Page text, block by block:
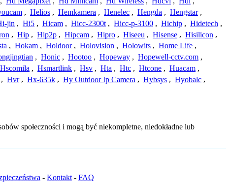
, Helios , Hemkamera , Henelec , Hengda , Hengstar ,
jin , Hi5 , Hicam , Hicc-2300t , Hicc-p-3100 , Hichip , Hidetech ,
, Hip , Hip2p , Hipcam , Hipro , Hiseeu , Hisense , Hisilicon ,
, Hokam , Holdoor , Holovision , Holowits , Home Life ,
, Honic , Hootoo , Hopeway , Hopewell-cctv.com ,
Hscomila , Hsmartlink , Hsv , Hta , Htc , Htcone , Huacam ,
, Hvr , Hx-635k , Hy Outdoor Ip Camera , Hybsys , Hyobalc ,
społeczności i mogą być niekompletne, niedokładne lub
- Kontakt - FAQ